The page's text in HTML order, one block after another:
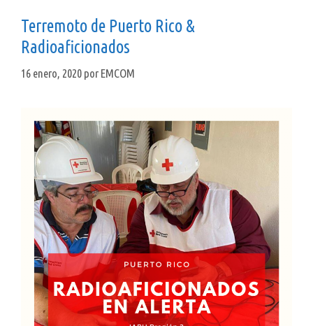
Terremoto de Puerto Rico &
Radioaficionados
16 enero, 2020 por EMCOM